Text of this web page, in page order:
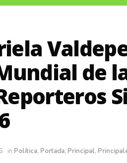
de
in Política, Portada, Principal,